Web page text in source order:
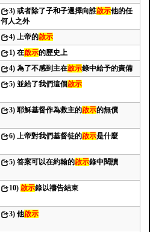
3) 或者除了子和子選擇向誰啟示他的任
何人之外
4) 上帝的啟示
1) 在啟示的歷史上
4) 為了不感到主在啟示錄中給予的責備
5) 並給了我們這個啟示
3) 耶穌基督作為救主的啟示的無償
6) 上帝對我們基督徒的啟示是什麼
5) 答案可以在約翰的啟示錄中閱讀
10) 啟示錄以禱告結束
3) 他啟示